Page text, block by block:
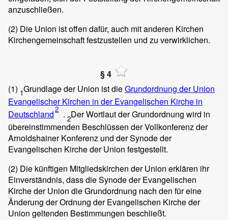
anzuschließen.
(2) Die Union ist offen dafür, auch mit anderen Kirchen
Kirchengemeinschaft festzustellen und zu verwirklichen.
§ 4
(1) 1Grundlage der Union ist dieGrundordnung der Union
Evangelischer Kirchen in der Evangelischen Kirche in
Deutschland2 . 2Der Wortlaut der Grundordnung wird in
übereinstimmenden Beschlüssen der Vollkonferenz der
Arnoldshainer Konferenz und der Synode der
Evangelischen Kirche der Union festgestellt.
(2) Die künftigen Mitgliedskirchen der Union erklären ihr
Einverständnis, dass die Synode der Evangelischen
Kirche der Union die Grundordnung nach den für eine
Änderung der Ordnung der Evangelischen Kirche der
Union geltenden Bestimmungen beschließt.